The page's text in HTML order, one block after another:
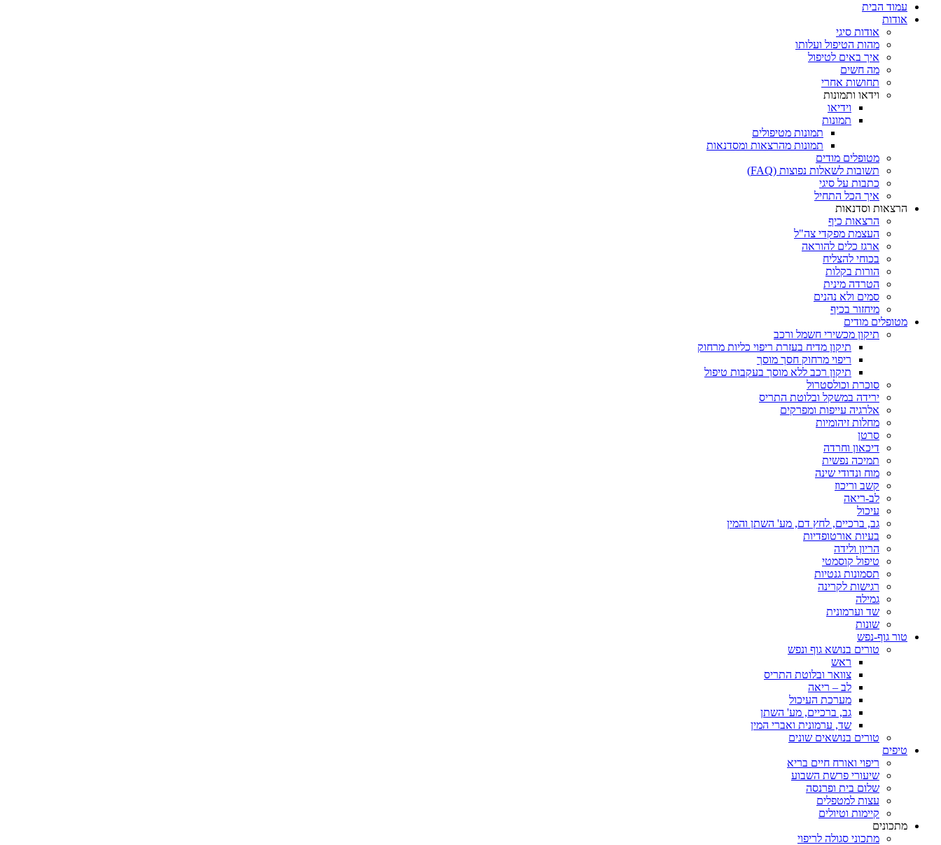
עמוד הבית
אודות
אודות סיגי
מהות הטיפול ועלותו
איך באים לטיפול
מה חשים
תחושות אחרי
וידאו ותמונות
וידיאו
תמונות
תמונות מטיפולים
תמונות מהרצאות ומסדנאות
מטופלים מודים
תשובות לשאלות נפוצות (FAQ)
כתבות על סיגי
איך הכל התחיל
הרצאות וסדנאות
הרצאות כיף
העצמת מפקדי צה"ל
ארגז כלים להוראה
בכוחי להצליח
הורות בקלות
הטרדה מינית
סמים ולא נהנים
מיחזור בכיף
מטופלים מודים
תיקון מכשירי חשמל ורכב
תיקון מדיח בעזרת ריפוי כליות מרחוק
ריפוי מרחוק חסך מוסך
תיקון רכב ללא מוסך בעקבות טיפול
סוכרת וכולסטרול
ירידה במשקל ובלוטת התריס
אלרגיה עייפות ומפרקים
מחלות זיהומיות
סרטן
דיכאון וחרדה
תמיכה נפשית
מוח ונדודי שינה
קשב וריכוז
לב-ריאה
עיכול
גב, ברכיים, לחץ דם, מע' השתן והמין
בעיות אורטופדיות
הריון ולידה
טיפול קוסמטי
תסמונות גנטיות
רגישות לקרינה
גמילה
שד וערמונית
שונות
טור גוף-נפש
טורים בנושא גוף ונפש
ראש
צוואר ובלוטת התריס
לב – ריאה
מערכת העיכול
גב, ברכיים, מע' השתן
שד, ערמונית ואברי המין
טורים בנושאים שונים
טיפים
ריפוי ואורח חיים בריא
שיעורי פרשת השבוע
שלום בית ופרנסה
עצות למטפלים
קיימות וטיולים
מתכונים
מתכוני סגולה לריפוי